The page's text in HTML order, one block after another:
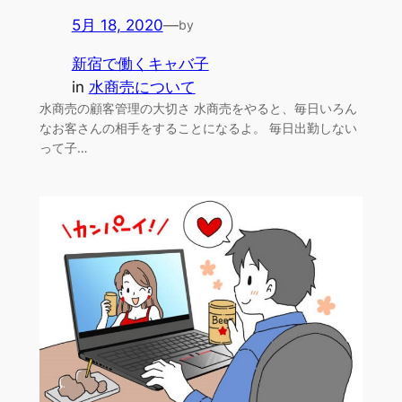
5月 18, 2020—by
新宿で働くキャバ子
in 水商売について
水商売の顧客管理の大切さ 水商売をやると、毎日いろん
なお客さんの相手をすることになるよ。 毎日出勤しない
って子…